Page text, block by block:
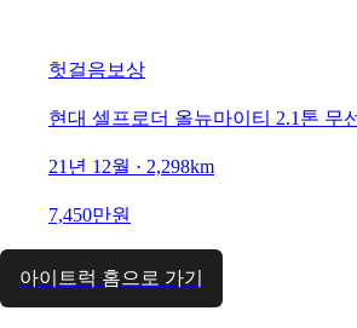
헛걸음보상
현대 셀프로더 올뉴마이티 2.1톤 무
21년 12월 · 2,298km
7,450만원
아이트럭 홈으로 가기